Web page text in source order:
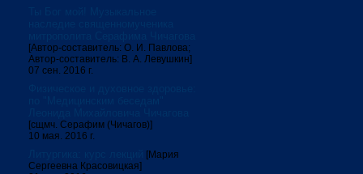
[Автор-составитель: О. И. Павлова;
Автор-составитель: В. А. Левушкин]
07 сен. 2016 г.
[сщмч. Серафим (Чичагов)]
10 мая. 2016 г.
[Мария
Сергеевна Красовицкая]